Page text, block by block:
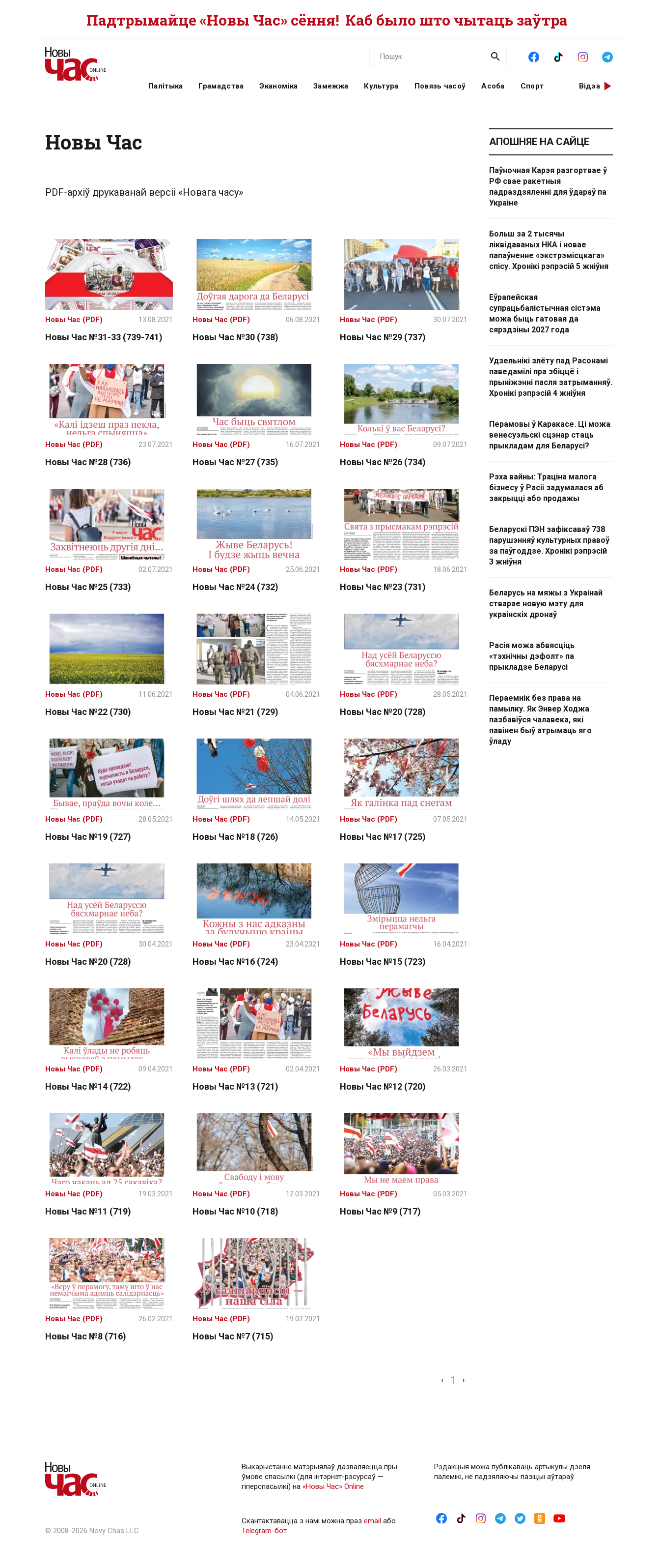
Падтрымайце «Новы Час» сёння! Каб было што чытаць заўтра
Палітыка Грамадства Эканоміка Замежжа Культура Повязь часоў Асоба Спорт Відэа
Новы Час
PDF-архіў друкаванай версіі «Новага часу»
Новы Час №31-33 (739-741)
Новы Час (PDF) 13.08.2021
Новы Час №30 (738)
Новы Час (PDF) 06.08.2021
Новы Час №29 (737)
Новы Час (PDF) 30.07.2021
Новы Час №28 (736)
Новы Час (PDF) 23.07.2021
Новы Час №27 (735)
Новы Час (PDF) 16.07.2021
Новы Час №26 (734)
Новы Час (PDF) 09.07.2021
Новы Час №25 (733)
Новы Час (PDF) 02.07.2021
Новы Час №24 (732)
Новы Час (PDF) 25.06.2021
Новы Час №23 (731)
Новы Час (PDF) 18.06.2021
Новы Час №22 (730)
Новы Час (PDF) 11.06.2021
Новы Час №21 (729)
Новы Час (PDF) 04.06.2021
Новы Час №20 (728)
Новы Час (PDF) 28.05.2021
Новы Час №19 (727)
Новы Час (PDF) 28.05.2021
Новы Час №18 (726)
Новы Час (PDF) 14.05.2021
Новы Час №17 (725)
Новы Час (PDF) 07.05.2021
Новы Час №20 (728)
Новы Час (PDF) 30.04.2021
Новы Час №16 (724)
Новы Час (PDF) 23.04.2021
Новы Час №15 (723)
Новы Час (PDF) 16.04.2021
Новы Час №14 (722)
Новы Час (PDF) 09.04.2021
Новы Час №13 (721)
Новы Час (PDF) 02.04.2021
Новы Час №12 (720)
Новы Час (PDF) 26.03.2021
Новы Час №11 (719)
Новы Час (PDF) 19.03.2021
Новы Час №10 (718)
Новы Час (PDF) 12.03.2021
Новы Час №9 (717)
Новы Час (PDF) 05.03.2021
Новы Час №8 (716)
Новы Час (PDF) 26.02.2021
Новы Час №7 (715)
Новы Час (PDF) 19.02.2021
‹ 1 ›
АПОШНЯЕ НА САЙЦЕ
Паўночная Карэя разгортвае ў
РФ свае ракетныя
падраздзяленні для ўдараў па
Украіне
Больш за 2 тысячы
ліквідаваных НКА і новае
папаўненне «экстрэмісцкага»
спісу. Хронікі рэпрэсій 5 жніўня
Еўрапейская
супрацьбалістычная сістэма
можа быць гатовая да
сярэдзіны 2027 года
Удзельнікі злёту пад Расонамі
паведамілі пра збіццё і
прыніжэнні пасля затрыманняў.
Хронікі рэпрэсій 4 жніўня
Перамовы ў Каракасе. Ці можа
венесуэльскі сцэнар стаць
прыкладам для Беларусі?
Рэха вайны: Траціна малога
бізнесу ў Расіі задумалася аб
закрыцці або продажы
Беларускі ПЭН зафіксаваў 738
парушэнняў культурных правоў
за паўгоддзе. Хронікі рэпрэсій
3 жніўня
Беларусь на мяжы з Украінай
стварае новую мэту для
украінскіх дронаў
Расія можа абвясціць
«тэхнічны дэфолт» па
прыкладзе Беларусі
Пераемнік без права на
памылку. Як Энвер Ходжа
пазбавіўся чалавека, які
павінен быў атрымаць яго
ўладу
© 2008-2026 Novy Chas LLC
Выкарыстанне матэрыялаў дазваляецца пры
ўмове спасылкі (для інтэрнэт-рэсурсаў —
гiперспасылкi) на «Новы Час» Online
Скантактавацца з намі можна праз email або
Telegram-бот
Рэдакцыя можа публікаваць артыкулы дзеля
палемікі, не падзяляючы пазіцыі аўтараў